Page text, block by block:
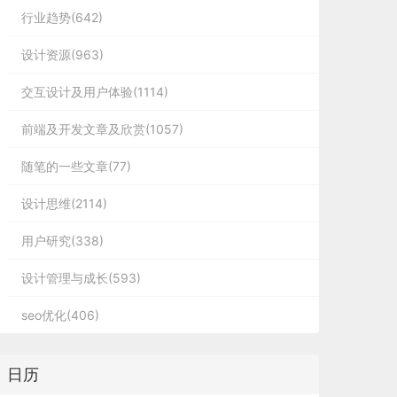
行业趋势(642)
设计资源(963)
交互设计及用户体验(1114)
前端及开发文章及欣赏(1057)
随笔的一些文章(77)
设计思维(2114)
用户研究(338)
设计管理与成长(593)
seo优化(406)
日历